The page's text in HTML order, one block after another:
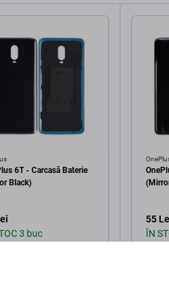
6T - Carcasă Baterie
Black)
3 buc
55
ÎN